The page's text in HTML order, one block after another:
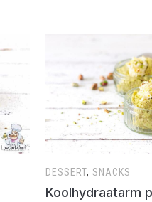
DESSERT, SNACKS
Koolhydraatarm